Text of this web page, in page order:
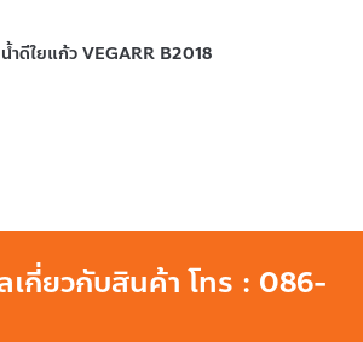
ำดีใยแก้ว VEGARR B2018
กี่ยวกับสินค้า โทร : 086-